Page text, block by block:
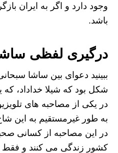
وجود دارد و اگر به ایران
باشد.
درگیری لفظی
ببینید دعوای بین ساشا
شکل بود که شیلا خداداد،
در یکی از مصاحبه های
به طور غیرمستقیم به این
در این مصاحبه از کسانی
کشور زندگی می کنند و فقط